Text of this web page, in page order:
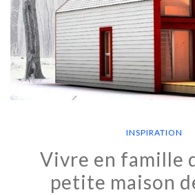
INSPIRATION
Vivre en famille
petite maison